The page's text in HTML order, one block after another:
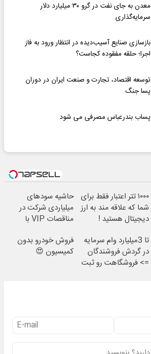
معدن به جای نفت در گرو ۳۰ میلیارد دلار
سرمایه‌گذاری
بازسازی صنایع آسیب‌دیده در انتظار ورود به فاز
اجرا؛ حلقه مفقوده کجاست؟
توسعه اقتصاد، تجارت و صنعت ایران در دوران
پسا جنگ
پساب بندرعباس مصرفی می شود
۱۰۰۰ تتر اعتبار فقط برای
شما که علاقه مند به ارز
دیجیتال هستید !
حاشیه سودهای
میلیاردی شرکت در
مناقصات VIP با
تا 3میلیارد وام سرمایه
در گردش فروشندگان
=> فروشگاهت رو ثبت
فروش خودرو بدون
کمیسیون 😍